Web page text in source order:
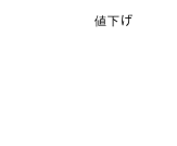
値下げ